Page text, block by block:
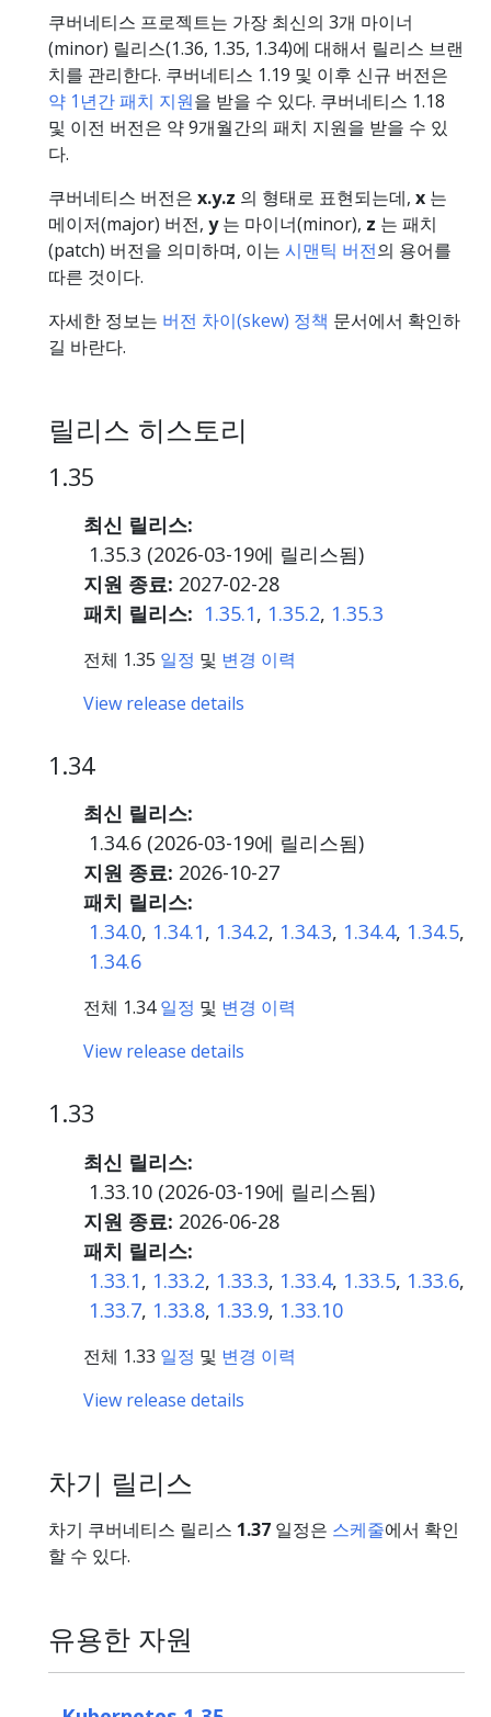
쿠버네티스 프로젝트는 가장 최신의 3개 마이너
(minor) 릴리스(1.36, 1.35, 1.34)에 대해서 릴리스 브랜
치를 관리한다. 쿠버네티스 1.19 및 이후 신규 버전은
약 1년간 패치 지원을 받을 수 있다. 쿠버네티스 1.18
및 이전 버전은 약 9개월간의 패치 지원을 받을 수 있
다.
쿠버네티스 버전은 x.y.z 의 형태로 표현되는데, x 는
메이저(major) 버전, y는 마이너(minor), z 는 패치
(patch) 버전을 의미하며, 이는 시맨틱 버전의 용어를
따른 것이다.
자세한 정보는 버전 차이(skew) 정책 문서에서 확인하
길 바란다.
릴리스 히스토리
1.35
최신 릴리스:
1.35.3 (2026-03-19에 릴리스됨)
지원 종료: 2027-02-28
패치 릴리스: 1.35.1, 1.35.2, 1.35.3
전체 1.35 일정 및 변경 이력
View release details
1.34
최신 릴리스:
1.34.6 (2026-03-19에 릴리스됨)
지원 종료: 2026-10-27
패치 릴리스:
1.34.0, 1.34.1, 1.34.2, 1.34.3, 1.34.4, 1.34.5,
1.34.6
전체 1.34일정 및 변경 이력
View release details
1.33
최신 릴리스:
1.33.10 (2026-03-19에 릴리스됨)
지원 종료: 2026-06-28
패치 릴리스:
1.33.1, 1.33.2, 1.33.3, 1.33.4, 1.33.5, 1.33.6,
1.33.7, 1.33.8, 1.33.9, 1.33.10
전체 1.33 일정 및 변경 이력
View release details
차기 릴리스
차기 쿠버네티스 릴리스 1.37 일정은 스케줄에서 확인
할 수 있다.
유용한 자원